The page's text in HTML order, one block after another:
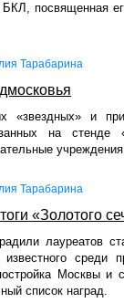
БКЛ, посвященная
Тарабарина
«звездных» и
на стенде
Тарабарина
«Золотого
лауреатов
среди
Москвы и
список наград.